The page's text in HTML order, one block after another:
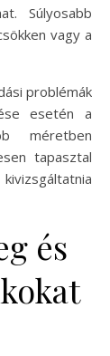
Súlyosabb
vagy a
problémák
esetén a
méretben
tapasztal
és